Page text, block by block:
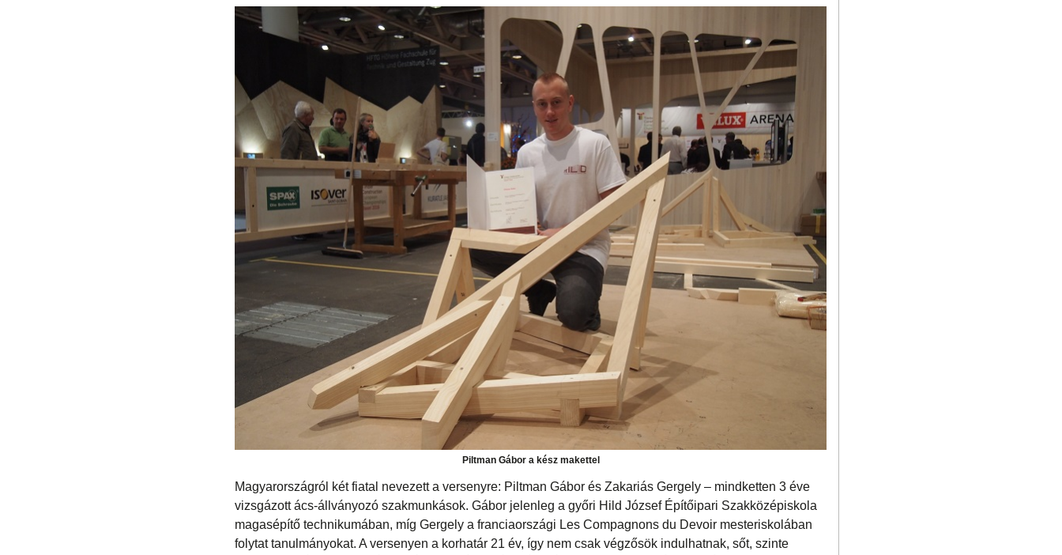
Piltman Gábor a kész makettel
Magyarországról két fiatal nevezett a versenyre: Piltman Gábor és Zakariás Gergely – mindketten 3 éve
vizsgázott ács-állványozó szakmunkások. Gábor jelenleg a győri Hild József Építőipari Szakközépiskola
magasépítő technikumában, míg Gergely a franciaországi Les Compagnons du Devoir mesteriskolában
folytat tanulmányokat. A versenyen a korhatár 21 év, így nem csak végzősök indulhatnak, sőt, szinte